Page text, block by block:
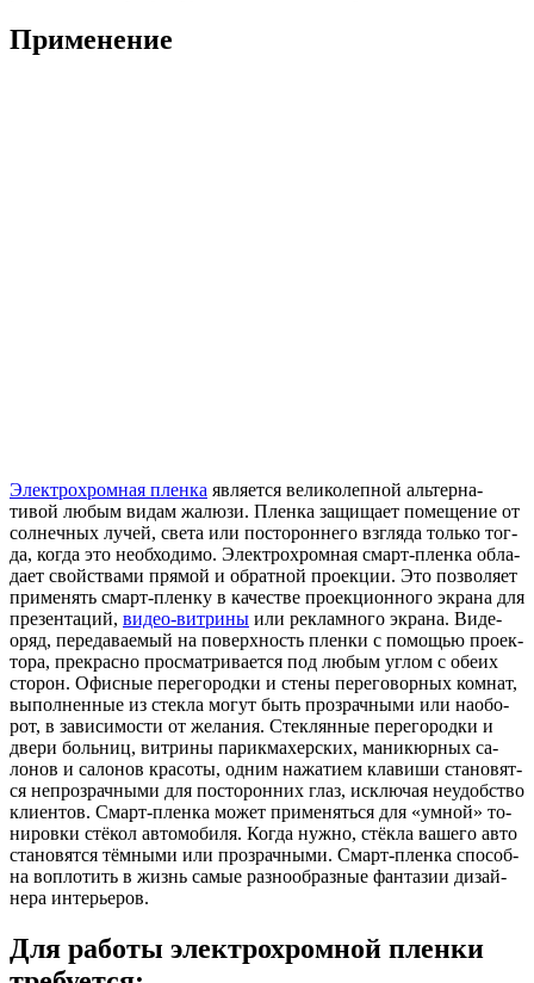
При­мене­ние
Элект­рох­ромная плен­ка яв­ля­ет­ся ве­лико­леп­ной аль­тер­на­
тивой лю­бым ви­дам жа­люзи. Плен­ка за­щища­ет по­меще­ние от
сол­нечных лу­чей, све­та или пос­то­рон­не­го взгля­да толь­ко тог­
да, ког­да это не­об­хо­димо. Элект­рох­ромная смарт-плен­ка об­ла­
да­ет свой­ства­ми пря­мой и об­ратной про­ек­ции. Это поз­во­ля­ет
при­менять смарт-плен­ку в ка­чест­ве про­ек­ци­он­но­го эк­ра­на для
пре­зен­та­ций, ви­део-вит­ри­ны или рек­ламно­го эк­ра­на. Ви­де­
оряд, пе­реда­ва­емый на по­верх­ность плен­ки с по­мощью про­ек­
то­ра, прек­расно прос­матри­ва­ет­ся под лю­бым уг­лом с обе­их
сто­рон. Офис­ные пе­рего­род­ки и сте­ны пе­рего­вор­ных ком­нат,
вы­пол­ненные из стек­ла мо­гут быть проз­рачны­ми или на­обо­
рот, в за­виси­мос­ти от же­лания. Стек­лянные пе­рего­род­ки и
две­ри боль­ниц, вит­ри­ны па­рик­ма­херс­ких, ма­никюр­ных са­
лонов и са­лонов кра­соты, од­ним на­жати­ем кла­виши ста­новят­
ся неп­розрач­ны­ми для пос­то­рон­них глаз, иск­лю­чая не­удобс­тво
кли­ен­тов. Смарт-плен­ка мо­жет при­менять­ся для «ум­ной» то­
ниров­ки стё­кол ав­то­моби­ля. Ког­да нуж­но, стёк­ла ва­шего авто
ста­новят­ся тём­ны­ми или проз­рачны­ми. Смарт-плен­ка спо­соб­
на воп­ло­тить в жизнь са­мые раз­но­об­разные фан­та­зии ди­зай­
не­ра ин­терь­еров.
Для работы электрохромной пленки